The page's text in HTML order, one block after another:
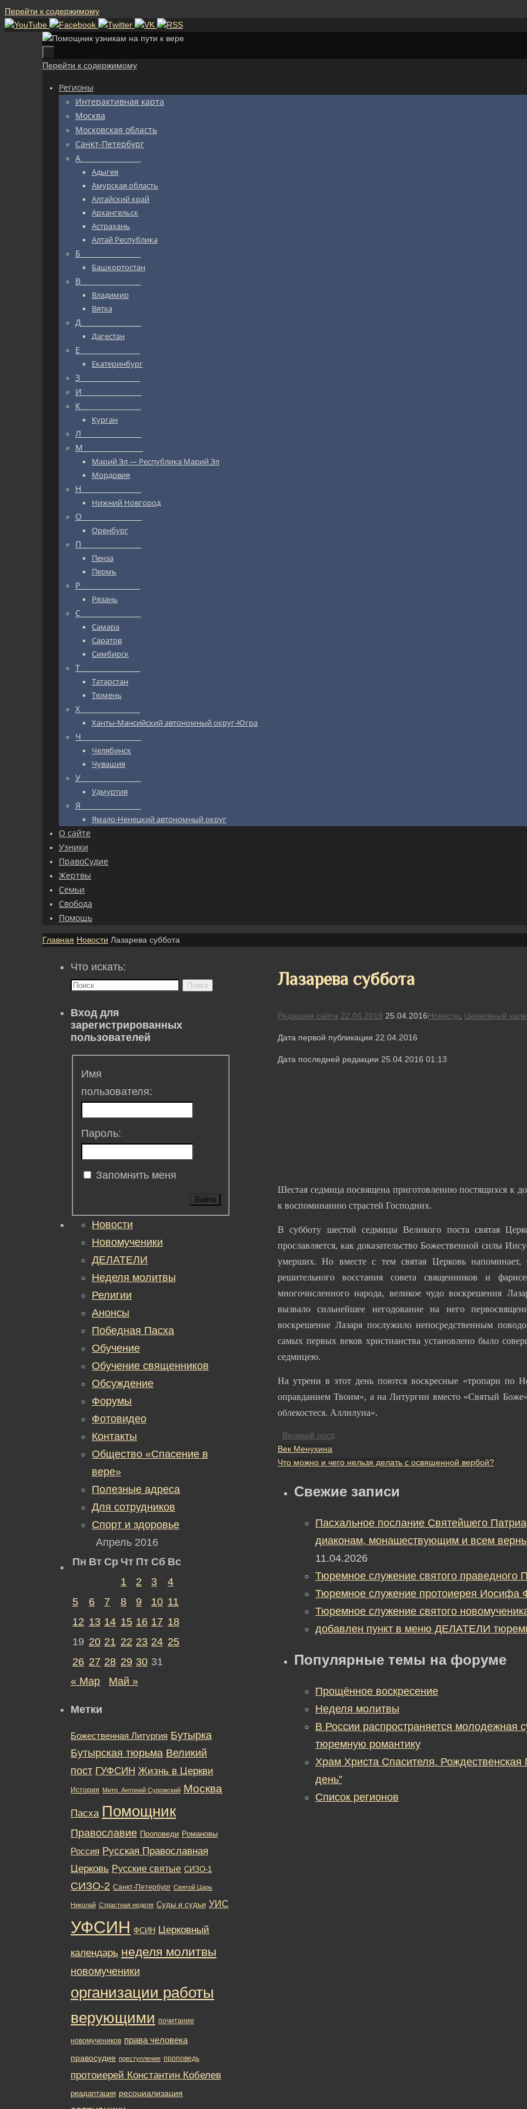
Перейти к содержимому
Перейти к содержимому
Регионы
Интерактивная карта
Москва
Московская область
Санкт-Петербург
А_________________
Адыгея
Амурская область
Алтайский край
Архангельск
Астрахань
Алтай Республика
Б_________________
Башкортостан
В_________________
Владимир
Вятка
Д_________________
Дагестан
Е_________________
Екатеринбург
З_________________
И_________________
К_________________
Курган
Л_________________
М_________________
Марий Эл — Республика Марий Эл
Мордовия
Н_________________
Нижний Новгород
О_________________
Оренбург
П_________________
Пенза
Пермь
Р_________________
Рязань
С_________________
Самара
Саратов
Симбирск
Т_________________
Татарстан
Тюмень
Х_________________
Ханты-Мансийский автономный округ-Югра
Ч_________________
Челябинск
Чувашия
У_________________
Удмуртия
Я_________________
Ямало-Ненецкий автономный округ
О сайте
Узники
ПравоСудие
Жертвы
Семьи
Свобода
Помощь
Главная Новости Лазарева суббота
Лазарева суббота
Редакция сайта 22.04.2016 25.04.2016Новости Церковный
Дата первой публикации 22.04.2016
Дата последней редакции 25.04.2016 01:13
Шестая седмица посвящена приготовлению постящихся к
к воспоминанию страстей Господних.
В субботу шестой седмицы Великого поста святая
прославляется, как доказательство Божественной силы
умерших. Но вместе с тем святая Церковь напоминает,
решительного восстания совета священников и
многочисленного народа, великое чудо воскрешения
вызвало сильнейшее негодование на него
воскрешение Лазаря послужило непосредственным
самых первых веков христианства установлено было
седмицею.
На утрени в этот день поются воскресные «тропари по
оправданием Твоим», а на Литургии вместо «Святый
облекостеся. Аллилуиа».
Великий пост.
Век Менухина
Что можно и чего нельзя делать с освященной вербой?
Свежие записи
Пасхальное послание Святейшего
диаконам, монашествующим и всем
11.04.2026
Тюремное служение святого праведного
Тюремное служение протоиерея Иосифа
Тюремное служение святого
добавлен пункт в меню ДЕЛАТЕЛИ
Популярные темы на форуме
Прощённое воскресение
Неделя молитвы
В России распространяется молодежная
тюремную романтику
Храм Христа Спасителя.
день”
Список регионов
Что искать:
Поиск
Вход для
зарегистрированных
пользователей
Имя
пользователя:
Пароль:
Запомнить меня
Войти
Новости
Новомученики
ДЕЛАТЕЛИ
Неделя молитвы
Религии
Анонсы
Победная Пасха
Обучение
Обучение священников
Обсуждение
Форумы
Фотовидео
Контакты
Общество «Спасение в
вере»
Полезные адреса
Для сотрудников
Спорт и здоровье
Апрель 2016
Пн Вт Ср Чт Пт Сб Вс
1
2 3
4
5
6 7 8 9 10 11
12 13 14 15 16 17 18
19 20 21 22 23 24 25
26 27 28 29 30 31
« Мар
Май »
Метки
Божественная Литургия Бутырка
Бутырская тюрьма Великий
пост ГУФСИН Жизнь в Церкви
История Митр. Антоний Сурожский Москва
Пасха Помощник
Православие Проповеди Романовы
Россия Русская Православная
Церковь Русские святые СИЗО-1
СИЗО-2 Санкт-Петербург Святой Царь
Николай Страстная неделя Суды и судьи УИС
УФСИН ФСИН Церковный
календарь неделя молитвы
новомученики
организации работы
верующими почитание
новомучеников права человека
правосудие преступление проповедь
протоиерей Константин Кобелев
реадаптация ресоциализация